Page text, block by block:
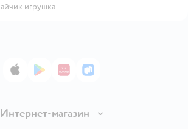
Зайчик игрушка
App StoreGoogle Play
AppGallery
RuStore
Интернет-магазин